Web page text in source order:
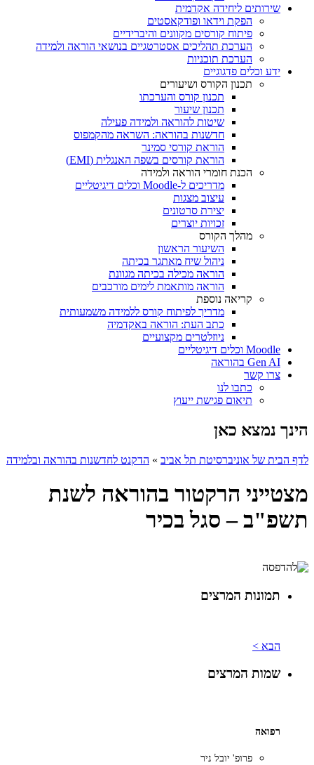
שירותים ליחידה אקדמית
הפקת וידאו ופודקאסטים
פיתוח קורסים מקוונים והיברידיים
הערכת תהליכים אסטרטגיים בנושאי הוראה ולמידה
הערכת תוכניות
ידע וכלים פדגוגיים
תכנון הקורס ושיעורים
תכנון קורס והערכתו
תכנון שיעור
שיטות להוראה ולמידה פעילה
חדשנות בהוראה: השראה מהקמפוס
הוראת קורסי סמינר
הוראת קורסים בשפה האנגלית (EMI)
הכנת חומרי הוראה ולמידה
מדריכים ל-Moodle וכלים דיגיטליים
עיצוב מצגות
יצירת סרטונים
זכויות יוצרים
מהלך הקורס
השיעור הראשון
ניהול שיח מאתגר בכיתה
הוראה מכילה בכיתה מגוונת
הוראה מותאמת לימים מורכבים
קריאה נוספת
מדריך לפיתוח קורס ללמידה משמעותית
כתב העת: הוראה באקדמיה
ניוזלטרים מקצועיים
Moodle וכלים דיגיטליים
Gen AI בהוראה
צרו קשר
כתבו לנו
תיאום פגישת ייעוץ
הינך נמצא כאן
לדף הבית של אוניברסיטת תל אביב » הדקנט לחדשנות בהוראה ובלמידה
מצטייני הרקטור בהוראה לשנת
תשפ"ב – סגל בכיר
תמונות המרצים
הבא >
שמות המרצים
רפואה
פרופ' יובל ניר